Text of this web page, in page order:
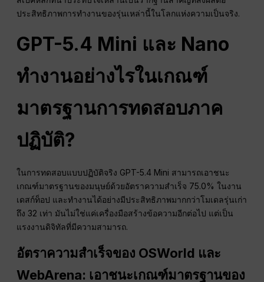
ประสิทธิภาพการทำงานของรุ่นเหล่านี้ในโลกแห่งความเป็นจริง.
GPT-5.4 Mini และ Nano
ทำงานอย่างไรในเกณฑ์
มาตรฐานการทดสอบภาค
ปฏิบัติ?
ในการทดสอบแบบปฏิบัติจริง GPT-5.4 Mini สามารถเอาชนะ
เกณฑ์มาตรฐานของมนุษย์ด้วยอัตราความสำเร็จ 75.0% ในงาน
เดสก์ท็อป และทำงานได้อย่างมีประสิทธิภาพมากกว่าโมเดลรุ่นเก่า
ถึง 32 เท่า มันไม่ใช่แค่เครื่องมือสร้างข้อความอีกต่อไป แต่เป็น
แรงงานดิจิทัลที่มีความสามารถ.
อัตราความสำเร็จของ OSWorld และ
WebArena: เอาชนะเกณฑ์มาตรฐานของ